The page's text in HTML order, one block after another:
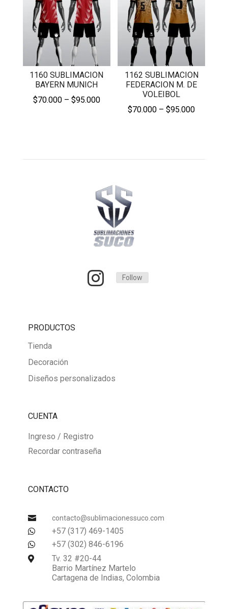
1160 SUBLIMACION
BAYERN MUNICH
$70.000 – $95.000Price
1162 SUBLIMACION
FEDERACION M. DE
VOLEIBOL
$70.000 – $95.000Price
$95.000
Follow
PRODUCTOS
Tienda
Decoración
Diseños personalizados
CUENTA
Ingreso / Registro
Recordar contraseña
CONTACTO

contacto@sublimacionessuco.com

+57 (317) 469-1405
 +57 (302) 846-6196

Tv. 32 #20-44
Barrio Martínez Martelo
Cartagena de Indias, Colombia